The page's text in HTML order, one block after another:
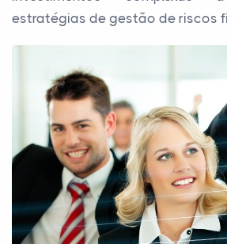
estratégias de gestão de riscos